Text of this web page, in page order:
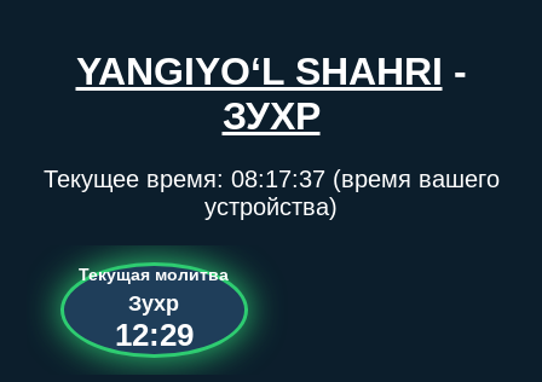
YANGIYO‘L SHAHRI -
ЗУХР
Текущее время: 08:17:37(время вашего
устройства)
Текущая молитва
Зухр
12:29